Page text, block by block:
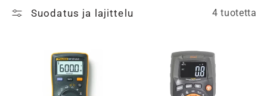
Suodatus ja lajittelu 4 tuotetta